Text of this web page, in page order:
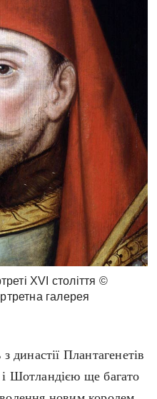
XVI століття ©
галерея
династії Плантагенетів
Шотландією ще багато